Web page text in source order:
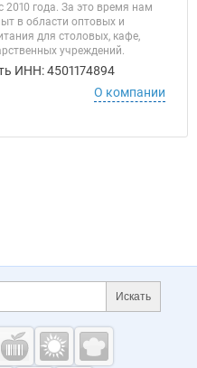
2010 года. За это время нам
в области оптовых и
для столовых, кафе,
учреждений.
ИНН: 4501174894
О компании
Поиск по сайту и
Искать
проекты